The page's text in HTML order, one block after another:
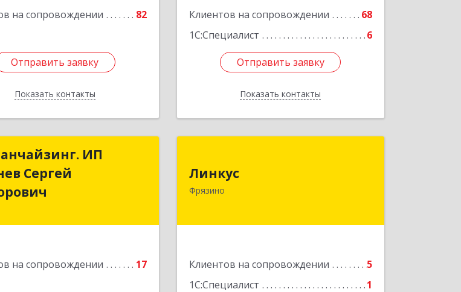
на сопровождении 82
Отправить заявку
Показать контакты
Подробнее
Отправить заявку
Назад
Клиентов на сопровождении
68
1С:Специалист
6
Отправить заявку
Показать контакты
Отправить заявку
Назад
ИП
Сергей
на сопровождении 17
1С:Франчайзинг. ИП
Гладнев Сергей
Подробнее
Линкус
Фрязино
Клиентов на сопровождении
5
1С:Специалист
1
141191, Московская обл, Фрязино г,
Подробнее